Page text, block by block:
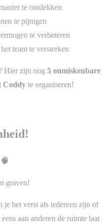
te ontdekken
te pijnigen
te verbeteren
team te versterken
Hier zijn nog 5 onmiskenbare
Coddy te organiseren!
graven!
je het verst als iedereen zijn of
aan anderen de ruimte laat